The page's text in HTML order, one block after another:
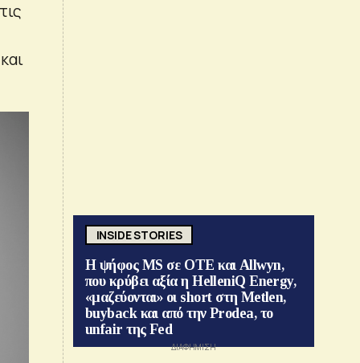
INSIDE STORIES
Η ψήφος MS σε ΟΤΕ και Allwyn,
που κρύβει αξία η HelleniQ Energy,
«μαζεύονται» οι short στη Metlen,
buyback και από την Prodea, το
unfair της Fed